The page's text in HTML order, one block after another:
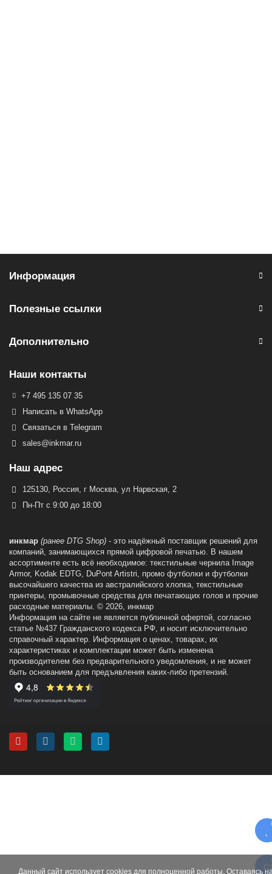
Данный сайт использует cookies для полноценной работы. Оставаясь
Информация
Полезные ссылки
Дополнительно
Наши контакты
+7 495 135 07 35
Написать в WhatsApp
Связаться в Telegram
sales@inkmar.ru
Наш адрес
125130, Россия, г Москва, ул Нарвская, 2
Пн-Пт с 9:00 до 18:00
инкмар (ранее DTG Shop) - это надёжный поставщик решений для
компаний, занимающихся прямой цифровой печатью. В нашем
ассортименте есть всё необходимое: текстильные чернила Image
Armor, Kodak EDTG, DuPont Artistri, промо футболки и футболки
высочайшего качества из австралийского хлопка, текстильные
принтеры, промывочные средства для печатающих голов и прочие
расходные материалы. © 2026, инкмар
Информация на сайте не является публичной офертой, согласно
статье №437 Гражданского кодекса РФ, и носит исключительно
справочный характер. Информация о ценах, товарах, их
характеристиках и комплектации может быть изменена
производителем без предварительного уведомления, и не может
быть основанием для предъявления каких-либо претензий.